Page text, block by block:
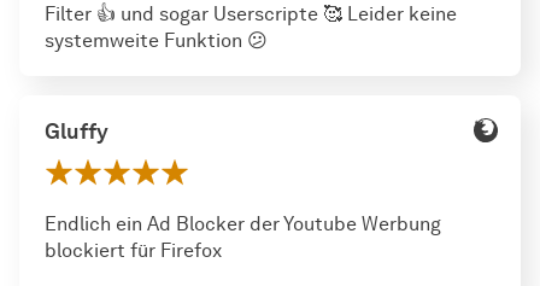
Filter 👍 und sogar Userscripte 🥰 Leider keine
systemweite Funktion 😕
Gluffy
Endlich ein Ad Blocker der Youtube Werbung
blockiert für Firefox